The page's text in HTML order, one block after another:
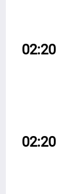
02:20
02:20